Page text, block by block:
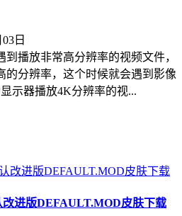
日
播放非常高分辨率的视频文件，
的分辨率，这个时候就会遇到影像
示器播放4K分辨率的视...
改进版DEFAULT.MOD皮肤下载